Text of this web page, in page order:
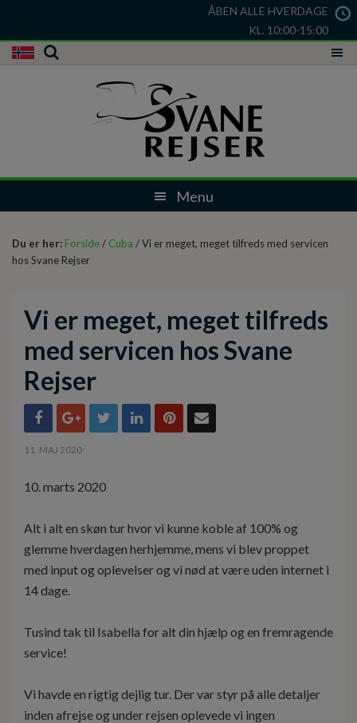
ÅBEN ALLE HVERDAGE
KL. 10:00-15:00
Du er her: Forside/ Cuba / Vi er meget, meget tilfreds med servicen
hos Svane Rejser
Vi er meget, meget tilfreds
med servicen hos Svane
Rejser
11. MAJ 2020
10. marts 2020
Alt i alt en skøn tur hvor vi kunne koble af 100% og
glemme hverdagen herhjemme, mens vi blev proppet
med input og oplevelser og vi nød at være uden internet i
14 dage.
Tusind tak til Isabella for alt din hjælp og en fremragende
service!
Vi havde en rigtig dejlig tur. Der var styr på alle detaljer
inden afrejse og under rejsen oplevede vi ingen